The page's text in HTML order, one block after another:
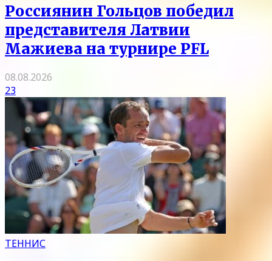
Россиянин Гольцов победил
представителя Латвии
Мажиева на турнире PFL
08.08.2026
23
ТЕННИС